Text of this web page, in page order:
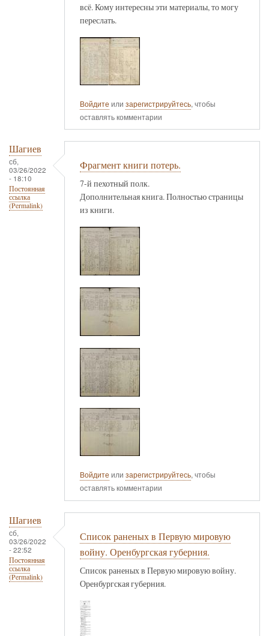
всё. Кому интересны эти материалы, то могу
переслать.
Войдите или зарегистрируйтесь, чтобы
оставлять комментарии
Шагиев
сб,
03/26/2022
- 18:10
Постоянная
ссылка
(Permalink)
Фрагмент книги потерь.
7-й пехотный полк.
Дополнительная книга. Полностью страницы
из книги.
Войдите или зарегистрируйтесь, чтобы
оставлять комментарии
Шагиев
сб,
03/26/2022
- 22:52
Постоянная
ссылка
(Permalink)
Список раненых в Первую мировую
войну. Оренбургская губерния.
Список раненых в Первую мировую войну.
Оренбургская губерния.